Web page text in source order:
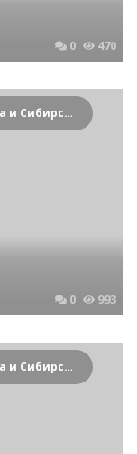
0 470
Криминальные новости Новосибирска и Сибирского региона
0 993
Криминальные новости Новосибирска и Сибирского региона